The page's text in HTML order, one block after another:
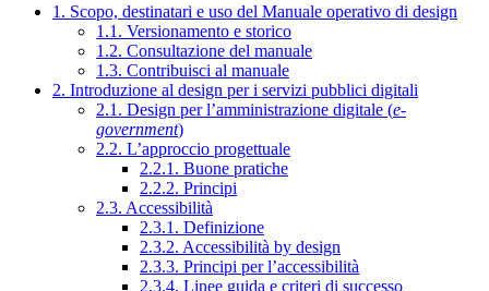
1. Scopo, destinatari e uso del Manuale operativo di design
1.1. Versionamento e storico
1.2. Consultazione del manuale
1.3. Contribuisci al manuale
2. Introduzione al design per i servizi pubblici digitali
2.1. Design per l’amministrazione digitale (e-
government)
2.2. L’approccio progettuale
2.2.1. Buone pratiche
2.2.2. Principi
2.3. Accessibilità
2.3.1. Definizione
2.3.2. Accessibilità by design
2.3.3. Principi per l’accessibilità
2.3.4. Linee guida e criteri di successo